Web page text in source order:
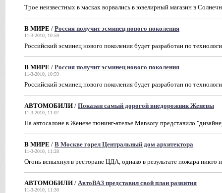
Трое неизвестных в масках ворвались в ювелирный магазин в
В МИРЕ / Россия получит эсминец нового поколения
11-3-2010, 10:59
Российский эсминец нового поколения будет разработан по
В МИРЕ / Россия получит эсминец нового поколения
11-3-2010, 10:59
Российский эсминец нового поколения будет разработан по
АВТОМОБИЛИ / Показан самый дорогой внедорожник Женевы
11-3-2010, 11:07
На автосалоне в Женеве тюнинг-ателье Mansory представило
В МИРЕ / В Москве горел Центральный дом архитектора
11-3-2010, 11:28
Огонь вспыхнул в ресторане ЦДА, однако в результате пожара никто
АВТОМОБИЛИ / АвтоВАЗ представил свой план развития
11-3-2010, 11:30